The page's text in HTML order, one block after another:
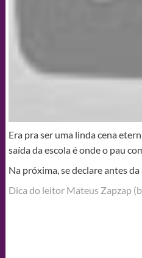
Era pra ser uma linda cena
saída da escola é onde o pau
Na próxima, se declare antes
Dica do leitor Mateus Zapzap